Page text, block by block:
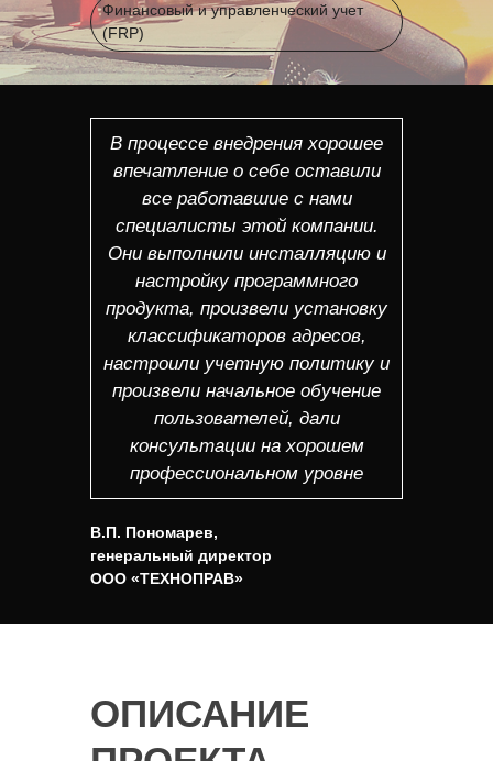
Финансовый и управленческий учет
(FRP)
В процессе внедрения хорошее
впечатление о себе оставили
все работавшие с нами
специалисты этой компании.
Они выполнили инсталляцию и
настройку программного
продукта, произвели установку
классификаторов адресов,
настроили учетную политику и
произвели начальное обучение
пользователей, дали
консультации на хорошем
профессиональном уровне
В.П. Пономарев,
генеральный директор
ООО «ТЕХНОПРАВ»
ОПИСАНИЕ